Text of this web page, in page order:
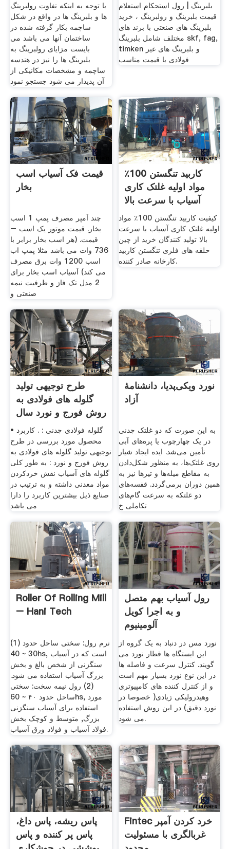
با توجه به اینکه تفاوت رولبرینگ
ها و بلبرینگ ها در واقع در شکل
ساچمه بکار گرفته شده در
ساختمان آنها می باشد می
بایست مزایای رولبرینگ به
بلبرینگ ها را نیز در هندسه
ساچمه و مشخصات مکانیکی از
آن پدیدار می شود جستجو نمود
بلبرینگ | رول استحکام استعلام
قیمت بلبرینگ و رولبرینگ ، خرید
بلبرینگ های صنعتی با برند های
مختلف شامل بلبرینگ skf, fag,
timken و بلبرینگ های غیر
فولادی با قیمت مناسب
قیمت فک آسیاب اسب
بخار
چند آمپر مصرف پمپ 1 اسب
بخار. قیمت موتور یک اسب –
قیمت. (هر اسب بخار برابر با
736 وات می باشد مثلا پمپ اب
اسب 1200 وات برق مصرف
می کند) آسیاب اسب بخار برای
2 مدل تک فاز و ظرفیت نیمه
صنعتی و
کاربید تنگستن 100٪
مواد اولیه غلتک کاری
آسیاب با سرعت بالا
کیفیت کاربید تنگستن 100٪ مواد
اولیه غلتک کاری آسیاب با سرعت
بالا تولید کنندگان خرید از چین
حلقه های فلزی تنگستن کاربید
کارخانه صادر کننده.
طرح توجیهی تولید
گلوله های فولادی به
روش فورج و نورد سال
• گلوله فولادی چدنی : . کاربرد
محصول مورد بررسی در طرح
توجیهی تولید گلوله های فولادی به
روش فورج و نورد : به طور كلی
گلوله های آسیاب نقش خردكردن
مواد معدنی داشته و به ترتیب در
صنایع ذیل بیشترین كاربرد را دارا
می باشد
نورد ویکی‌پدیا، دانشنامهٔ
آزاد
به این صورت که دو غلتک چدنی
در یک چهارچوب یا پره‌های آبی
تأمین می‌شد. ایده ایجاد شیار
روی غلتک‌ها، به منظور شکل‌دادن
به مقاطع میله‌ها و تیرها نیز به
همین دوران برمی‌گردد. قفسه‌های
دو غلتکه به سرعت گام‌های
تکاملی خ
Roller Of Rolling Mill
– Hani Tech
(1) نرم رول: سختی ساحل حدود
30 ~ 40hs, است که در آسیاب
سنگزنی از شخص بالغ و بخش
بزرگ آسیاب استفاده می شود.
(2) رول نیمه سخت: سختی
ساحل حدود ۴۰ ~ 60hs, مورد
استفاده برای آسیاب سنگزنی
بزرگ, متوسط و کوچک بخش
فولاد آسیاب و فولاد ورق آسیاب.
رول آسیاب بهم متصل
و به اجرا کویل
آلومینیوم
نورد مس در دنباد به یک گروه از
این ایستگاه ها قطار نورد می
گویند. کنترل سرعت و فاصله ها
در این نوع نورد بسیار مهم است
و از کنترل کننده های کامپیوتری
وهیدرولیکی زیادی( خصوصا در
نورد دقیق) در این روش استفاده
می شود.
پاس ریشه، پاس داغ،
پاس پر کننده و پاس
Fintec خرد کردن آمپر
غربالگری با مسئولیت